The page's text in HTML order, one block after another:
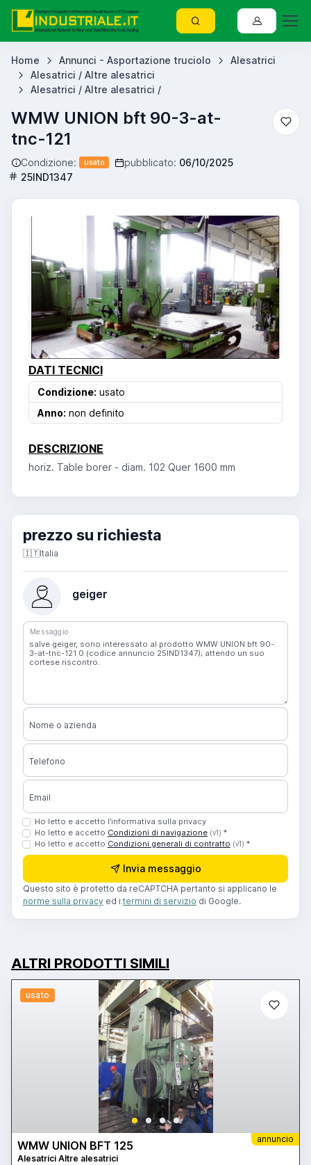
Home Annunci - Asportazione truciolo
Alesatrici
Alesatrici / Altre alesatrici
Alesatrici / Altre alesatrici /
WMW UNION bft 90-3-at-
tnc-121
Condizione: usato pubblicato: 06/10/2025
25IND1347
DATI TECNICI
Condizione: usato
Anno: non definito
DESCRIZIONE
horiz. Table borer - diam. 102 Quer 1600 mm
prezzo su richiesta
🇮🇹Italia
geiger
Messaggio
Nome o azienda
Telefono
Email
Ho letto e accetto l’informativa sulla privacy
Ho letto e accetto Condizioni di navigazione (v1) *
Ho letto e accetto Condizioni generali di contratto (v1) *
Invia messaggio
Questo sito è protetto da reCAPTCHA pertanto si applicano le
norme sulla privacy ed i termini di servizio di Google.
ALTRI PRODOTTI SIMILI
usato
annuncio
WMW UNION BFT 125
Alesatrici Altre alesatrici